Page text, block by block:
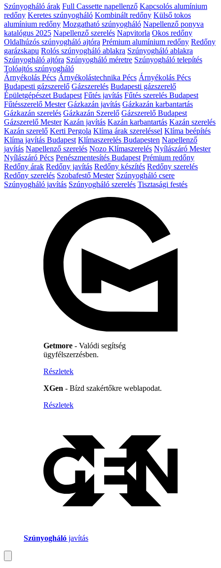
Szúnyogháló árak Full Cassette napellenző Kapcsolós alumínium
redőny Keretes szúnyogháló Kombinált redőny Külső tokos
alumínium redőny Mozgatható szúnyogháló Napellenző ponyva
katalógus 2025 Napellenző szerelés Napvitorla Okos redőny
Oldalhúzós szúnyogháló ajtóra Prémium alumínium redőny Redőny
garázskapu Rolós szúnyogháló ablakra Szúnyogháló ablakra
Szúnyogháló ajtóra Szúnyogháló méretre Szúnyogháló telepítés
Tolóajtós szúnyogháló
Árnyékolás Pécs Árnyékolástechnika Pécs Árnyékolás Pécs
Budapesti gázszerelő Gázszerelés Budapesti gázszerelő
Épületgépészet Budapest Fűtés javítás Fűtés szerelés Budapest
Fűtésszerelő Mester Gázkazán javítás Gázkazán karbantartás
Gázkazán szerelés Gázkazán Szerelő Gázszerelő Budapest
Gázszerelő Mester Kazán javítás Kazán karbantartás Kazán szerelés
Kazán szerelő Kerti Pergola Klíma árak szereléssel Klíma beépítés
Klíma javítás Budapest Klímaszerelés Budapesten Napellenző
javítás Napellenző szerelés Nozo Klímaszerelés Nyílászáró Mester
Nyílászáró Pécs Penészmentesítés Budapest Prémium redőny
Redőny árak Redőny javítás Redőny készítés Redőny szerelés
Redőny szerelés Szobafestő Mester Szúnyogháló csere
Szúnyogháló javítás Szúnyogháló szerelés Tisztasági festés
Getmore - Valódi segítség
ügyfélszerzésben.
Részletek
XGen - Bízd szakértőkre weblapodat.
Részletek
Szúnyogháló javítás